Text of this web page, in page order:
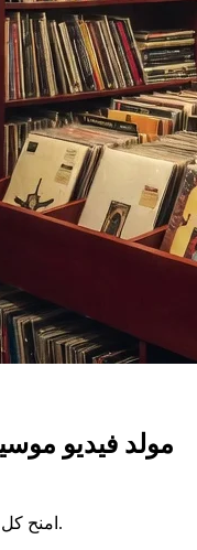
مولد فيديو
امنح كل مقطع فيديو، وليس الأغاني المميزة فقط.